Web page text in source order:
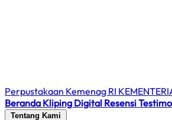
Perpustakaan Kemenag RI
Beranda Kliping Digital Resensi
Tentang Kami